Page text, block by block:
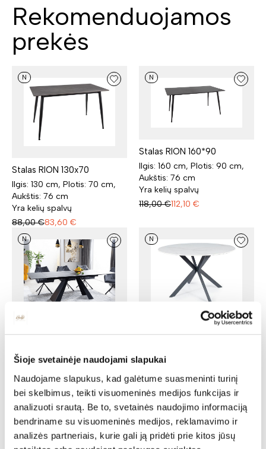
Šioje svetainėje naudojami slapukai
Naudojame slapukus, kad galėtume suasmeninti turinį
bei skelbimus, teikti visuomeninės medijos funkcijas ir
analizuoti srautą. Be to, svetainės naudojimo informaciją
bendriname su visuomeninės medijos, reklamavimo ir
analizės partneriais, kurie gali ją pridėti prie kitos jūsų
Rekomenduojamos
prekės
N
Stalas RION 130x70
Ilgis: 130 cm, Plotis: 70 cm,
Aukštis: 76 cm
Yra kelių spalvų
88,00 €83,60 €
N
Stalas RION 160*90
Ilgis: 160 cm, Plotis: 90 cm,
Aukštis: 76 cm
Yra kelių spalvų
118,00 €112,10 €
N
Ilgis: 180 cm, Plotis: 90 cm,
724,00 €687,80 €
N
Stalas TALIA 120
120 cm
225,00 €213,75 €